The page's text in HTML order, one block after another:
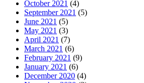
October 2021 (4)
September 2021 (5)
June 2021 (5)
May 2021 (3)
April 2021 (7)
March 2021 (6)
February 2021 (9)
January 2021 (6)
December 2020 (4)